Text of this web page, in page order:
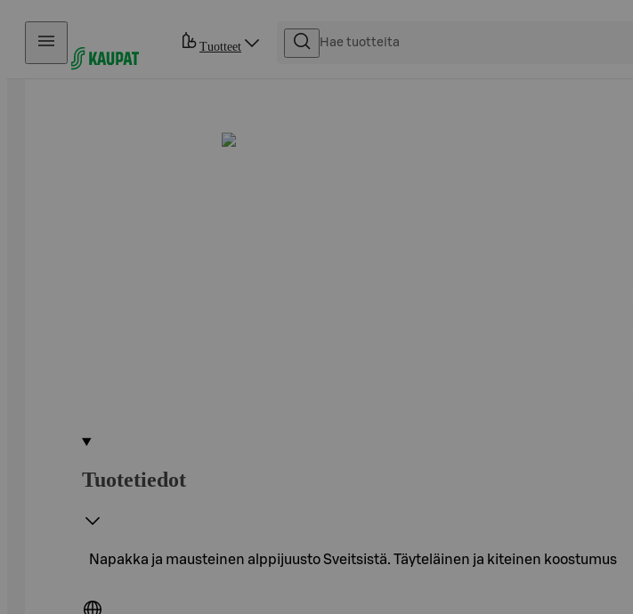
Hyppää sisältöön
Tuotteet
Tuotetiedot
Napakka ja mausteinen alppijuusto Sveitsistä. Täyteläinen ja kiteinen koostumus